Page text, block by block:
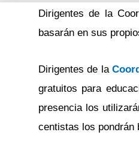
Dirigentes de la
basarán en sus
Dirigentes de la
gratuitos para
presencia los
centistas los pondrán